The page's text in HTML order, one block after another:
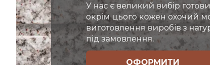
У нас є великий вибір
окрім цього кожен охочий
виготовлення виробів з
під замовлення.
ОФОРМИТИ